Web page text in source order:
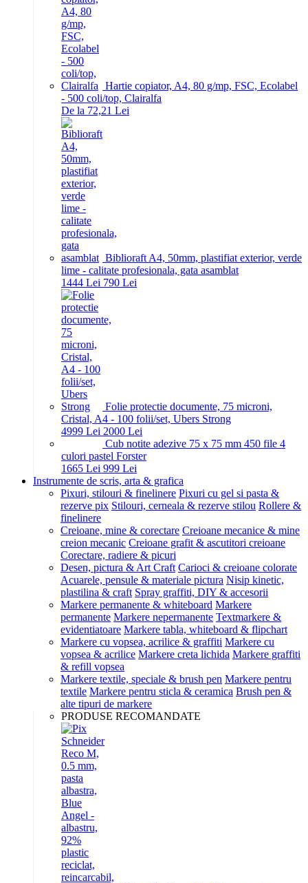
Hartie copiator, A4, 80 g/mp, FSC, Ecolabel
- 500 coli/top, Clairalfa
De la 72,21 Lei
Biblioraft A4, 50mm, plastifiat exterior, verde
lime - calitate profesionala, gata asamblat
1444 Lei 790 Lei
Folie protectie documente, 75 microni,
Cristal, A4 - 100 folii/set, Ubers Strong
4999 Lei 2000 Lei
Cub notite adezive 75 x 75 mm 450 file 4
culori pastel Forster
1665 Lei 999 Lei
Instrumente de scris, arta & grafica
Pixuri, stilouri & finelinere Pixuri cu gel si pasta &
rezerve pix Stilouri, cerneala & rezerve stilou Rollere &
finelinere
Creioane, mine & corectare Creioane mecanice & mine
creion mecanic Creioane grafit & ascutitori creioane
Corectare, radiere & picuri
Desen, pictura & Art Craft Carioci & creioane colorate
Acuarele, pensule & materiale pictura Nisip kinetic,
plastilina & craft Spray graffiti, DIY & accesorii
Markere permanente & whiteboard Markere
permanente Markere nepermanente Textmarkere &
evidentiatoare Markere tabla, whiteboard & flipchart
Markere cu vopsea, acrilice & graffiti Markere cu
vopsea & acrilice Markere creta lichida Markere graffiti
& refill vopsea
Markere textile, speciale & brush pen Markere pentru
textile Markere pentru sticla & ceramica Brush pen &
alte tipuri de markere
PRODUSE RECOMANDATE